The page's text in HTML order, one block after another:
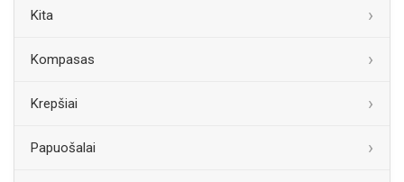
Kita
Kompasas
Krepšiai
Papuošalai